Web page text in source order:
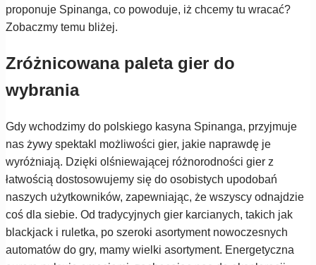
proponuje Spinanga, co powoduje, iż chcemy tu wracać?
Zobaczmy temu bliżej.
Zróżnicowana paleta gier do
wybrania
Gdy wchodzimy do polskiego kasyna Spinanga, przyjmuje
nas żywy spektakl możliwości gier, jakie naprawdę je
wyróżniają. Dzięki olśniewającej różnorodności gier z
łatwością dostosowujemy się do osobistych upodobań
naszych użytkowników, zapewniając, że wszyscy odnajdzie
coś dla siebie. Od tradycyjnych gier karcianych, takich jak
blackjack i ruletka, po szeroki asortyment nowoczesnych
automatów do gry, mamy wielki asortyment. Energetyczna